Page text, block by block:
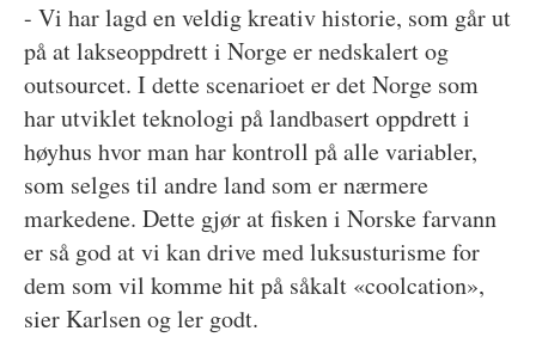
- Vi har lagd en veldig kreativ historie, som går ut
på at lakseoppdrett i Norge er nedskalert og
outsourcet. I dette scenarioet er det Norge som
har utviklet teknologi på landbasert oppdrett i
høyhus hvor man har kontroll på alle variabler,
som selges til andre land som er nærmere
markedene. Dette gjør at fisken i Norske farvann
er så god at vi kan drive med luksusturisme for
dem som vil komme hit på såkalt «coolcation»,
sier Karlsen og ler godt.